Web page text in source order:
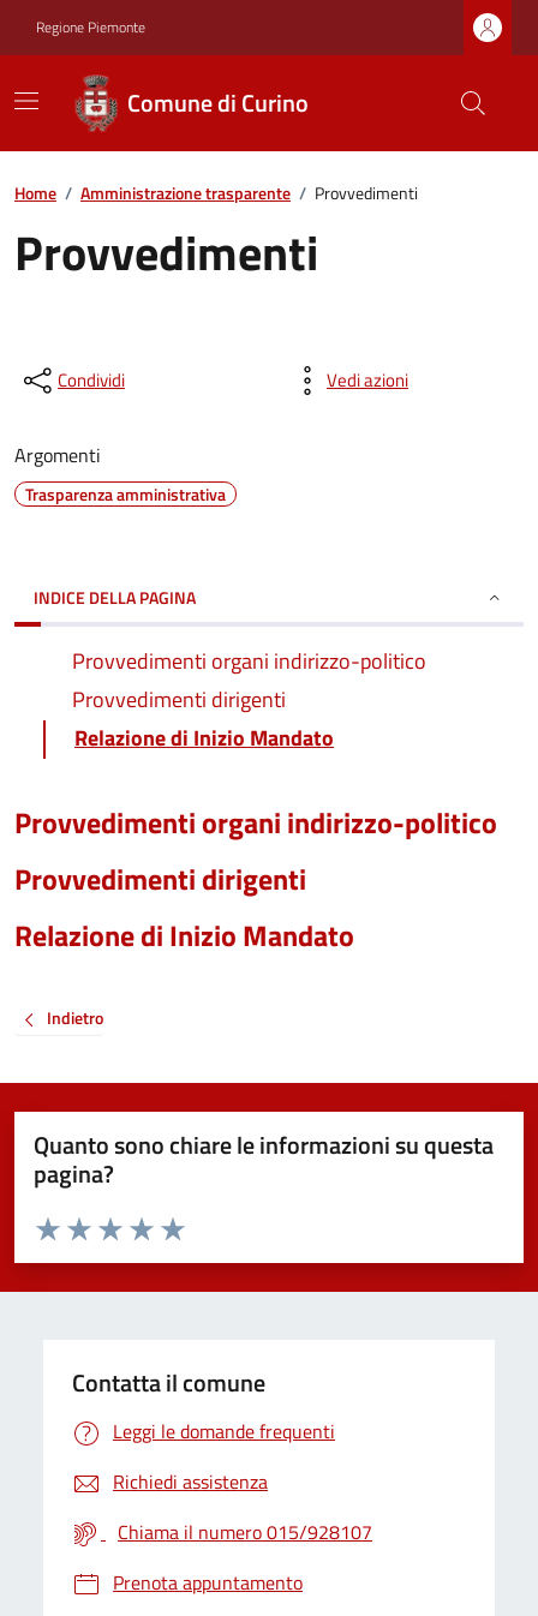
Regione Piemonte
Comune di Curino
Home / Amministrazione trasparente / Provvedimenti
Provvedimenti
Condividi Vedi azioni
Argomenti
Trasparenza amministrativa
INDICE DELLA PAGINA
Provvedimenti organi indirizzo-politico
Provvedimenti dirigenti
Relazione di Inizio Mandato
Provvedimenti organi indirizzo-politico
Provvedimenti dirigenti
Relazione di Inizio Mandato
Indietro
Quanto sono chiare le informazioni su questa
pagina?
Valuta da 1 a 5 stelle la pagina
Valuta 5 stelle su 5
Valuta 4 stelle su 5
Valuta 3 stelle su 5
Valuta 2 stelle su 5
Valuta 1 stelle su 5
Contatta il comune
Leggi le domande frequenti
Richiedi assistenza
Chiama il numero 015/928107
Prenota appuntamento